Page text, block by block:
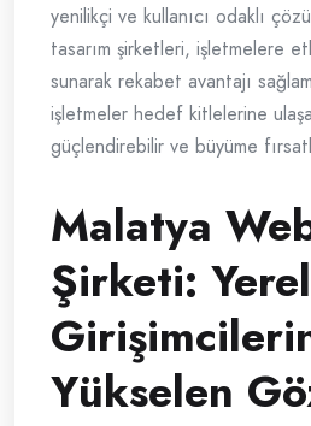
yenilikçi ve kullanıcı odaklı
tasarım şirketleri, işletmelere
sunarak rekabet avantajı
işletmeler hedef kitlelerine
güçlendirebilir ve büyüme
Malatya
Şirketi: Yerel
Yükselen